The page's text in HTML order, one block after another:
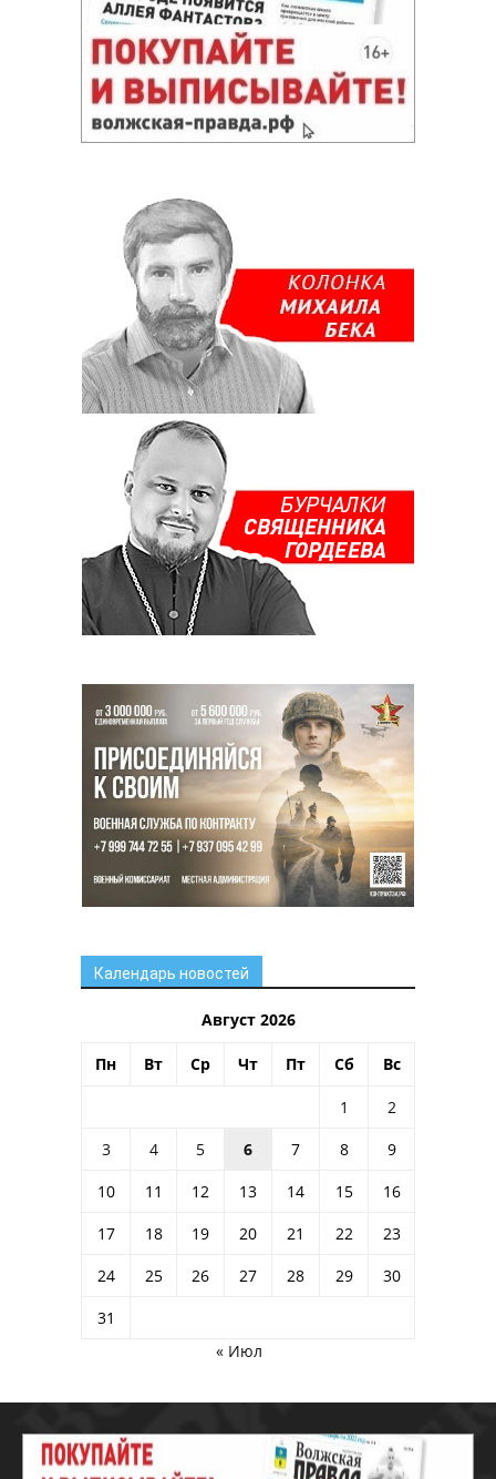
Календарь новостей
Август 2026
Пн Вт Ср Чт Пт Сб Вс
1
2
3
4 5 6 7 8
9
10
11 12 13 14 15
16
17
18 19 20 21 22
23
24
25 26 27 28 29
30
31
« Июл